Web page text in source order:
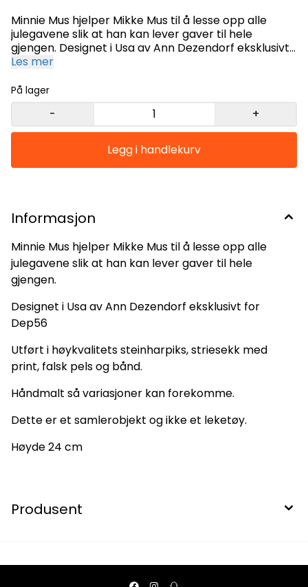
Minnie Mus hjelper Mikke Mus til å lesse opp alle
julegavene slik at han kan lever gaver til hele
gjengen. Designet i Usa av Ann Dezendorf eksklusivt
for Dep56 Utført i høykvalitets steinharpiks,
variasjoner kan forekomme. Dette er et
samlerobjekt og ikke et leketøy. Høyde 24 cm
Les mer
På lager
- +
Informasjon
Minnie Mus hjelper Mikke Mus til å lesse opp alle
julegavene slik at han kan lever gaver til hele
gjengen.
Designet i Usa av Ann Dezendorf eksklusivt for
Dep56
Utført i høykvalitets steinharpiks, striesekk med
print, falsk pels og bånd.
Håndmalt så variasjoner kan forekomme.
Dette er et samlerobjekt og ikke et leketøy.
Høyde 24 cm
Produsent